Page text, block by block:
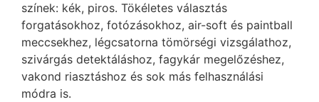
színek: kék, piros. Tökéletes választás
forgatásokhoz, fotózásokhoz, air-soft és paintball
meccsekhez, légcsatorna tömörségi vizsgálathoz,
szivárgás detektáláshoz, fagykár megelőzéshez,
vakond riasztáshoz és sok más felhasználási
módra is.